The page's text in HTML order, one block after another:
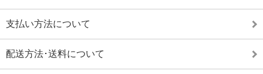
支払い方法について
配送方法･送料について